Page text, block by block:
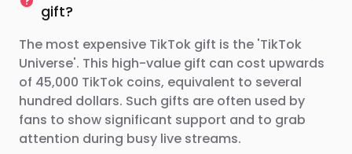
gift?
The most expensive TikTok gift is the 'TikTok
Universe'. This high-value gift can cost upwards
of 45,000 TikTok coins, equivalent to several
hundred dollars. Such gifts are often used by
fans to show significant support and to grab
attention during busy live streams.